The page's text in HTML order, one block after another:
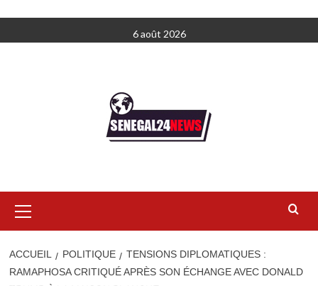
au
6 août 2026
principal
ACCUEIL POLITIQUE
TENSIONS DIPLOMATIQUES :
RAMAPHOSA CRITIQUÉ APRÈS SON ÉCHANGE AVEC DONALD